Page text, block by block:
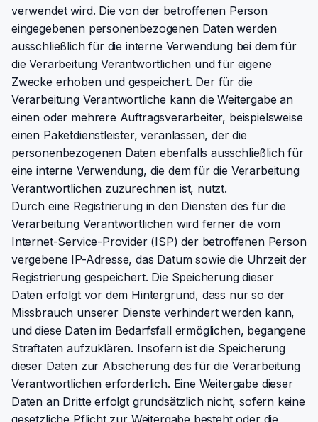
verwendet wird. Die von der betroffenen Person
eingegebenen personenbezogenen Daten werden
ausschließlich für die interne Verwendung bei dem für
die Verarbeitung Verantwortlichen und für eigene
Zwecke erhoben und gespeichert. Der für die
Verarbeitung Verantwortliche kann die Weitergabe an
einen oder mehrere Auftragsverarbeiter, beispielsweise
einen Paketdienstleister, veranlassen, der die
personenbezogenen Daten ebenfalls ausschließlich für
eine interne Verwendung, die dem für die Verarbeitung
Verantwortlichen zuzurechnen ist, nutzt.
Durch eine Registrierung in den Diensten des für die
Verarbeitung Verantwortlichen wird ferner die vom
Internet-Service-Provider (ISP) der betroffenen Person
vergebene IP-Adresse, das Datum sowie die Uhrzeit der
Registrierung gespeichert. Die Speicherung dieser
Daten erfolgt vor dem Hintergrund, dass nur so der
Missbrauch unserer Dienste verhindert werden kann,
und diese Daten im Bedarfsfall ermöglichen, begangene
Straftaten aufzuklären. Insofern ist die Speicherung
dieser Daten zur Absicherung des für die Verarbeitung
Verantwortlichen erforderlich. Eine Weitergabe dieser
Daten an Dritte erfolgt grundsätzlich nicht, sofern keine
gesetzliche Pflicht zur Weitergabe besteht oder die